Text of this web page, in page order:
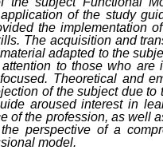
of the study
the implementation
The acquisition and
adapted to the
to those who
Theoretical and
of the subject due
aroused interest in
of the profession, as well
perspective of a
model.